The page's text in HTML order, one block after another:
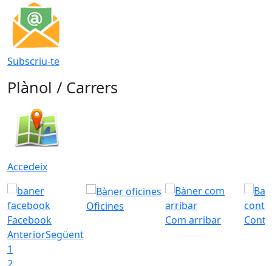
Subscriu-te
Plànol / Carrers
Accedeix
Facebook
Oficines
Com arribar
AnteriorSegüent
1